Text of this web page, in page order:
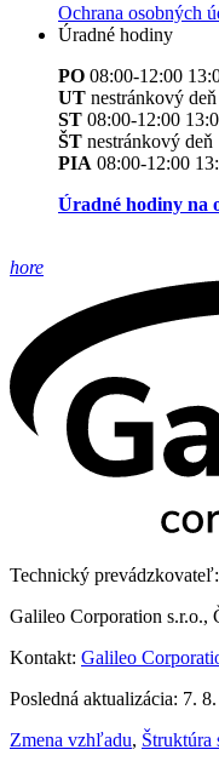
Ochrana osobných
Úradné hodiny
PO 08:00-12:00
UT nestránkový deň
ST 08:00-12:00
ŠT nestránkový deň
PIA 08:00-12:00
Úradné hodiny na
hore
Technický prevádzkovateľ:
Galileo Corporation s.r.o.,
Kontakt: Galileo
Posledná aktualizácia: 7.
Zmena vzhľadu, Štruktúra